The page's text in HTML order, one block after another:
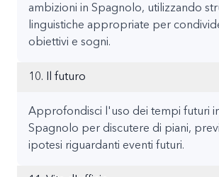
ambizioni in Spagnolo, utilizzando
linguistiche appropriate per
obiettivi e sogni.
10. Il futuro
Approfondisci l'uso dei tempi futuri
Spagnolo per discutere di piani,
ipotesi riguardanti eventi futuri.